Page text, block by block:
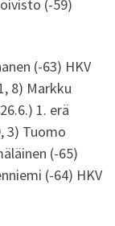
(-59)
(-63) HKV
8) Markku
1. erä
3) Tuomo
(-65)
(-64) HKV